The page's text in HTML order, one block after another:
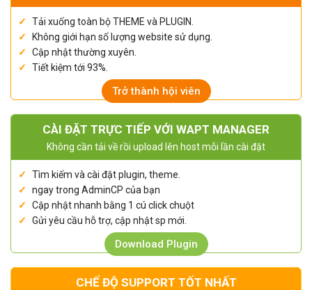
Tải xuống toàn bộ THEME và PLUGIN.
Không giới hạn số lượng website sử dụng.
Cập nhật thường xuyên.
Tiết kiệm tới 93%.
Trở thành hội viên
CÀI ĐẶT TRỰC TIẾP VỚI WAPT MANAGER
Không cần tải về rồi upload lên host mỗi lần cài đặt
Tìm kiếm và cài đặt plugin, theme.
ngay trong AdminCP của bạn
Cập nhật nhanh bằng 1 cú click chuột
Gửi yêu cầu hỗ trợ, cập nhật sp mới.
Download Plugin
CHẾ ĐỘ SUPPORT TỐT NHẤT